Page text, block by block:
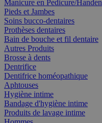
Manicure en Pedicure/Handen
Pieds et Jambes
Soins bucco-dentaires
Prothèses dentaires
Bain de bouche et fil dentaire
Autres Produits
Brosse à dents
Dentrifice
Dentifrice homéopathique
Aphtouses
Hygiène intime
Bandage d'hygiène intime
Produits de lavage intime